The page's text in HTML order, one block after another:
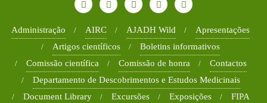
Administração AIRC AJADH Wild
Apresentações
Artigos científicos
Boletins informativos
Comissão científica
Comissão de honra
Contactos
Departamento de Descobrimentos e Estudos Medicinais
Document Library
Excursões Exposições FIPA